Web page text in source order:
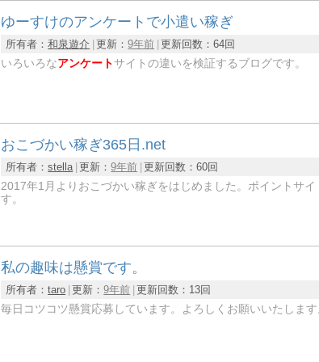
ゆーすけのアンケートで小遣い稼ぎ
所有者：和泉遊介 更新：9年前 更新回数：64回
いろいろなアンケートサイトの違いを検証するブログです。
おこづかい稼ぎ365日.net
所有者：stella 更新：9年前 更新回数：60回
2017年1月よりおこづかい稼ぎをはじめました。ポイントサイ
す。
私の趣味は懸賞です。
所有者：taro 更新：9年前 更新回数： 13回
毎日コツコツ懸賞応募しています。よろしくお願いいたしま